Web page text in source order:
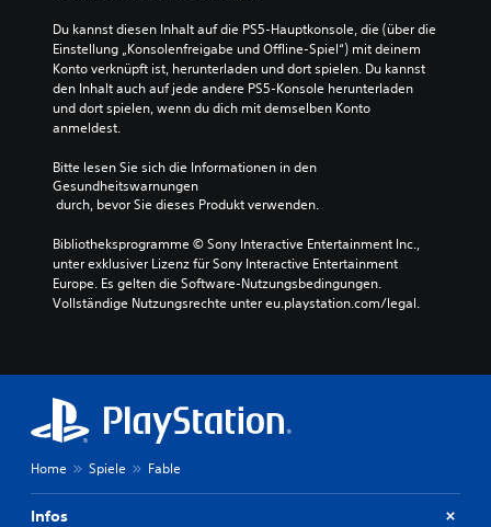
Du kannst diesen Inhalt auf die PS5-Hauptkonsole, die (über die
Einstellung „Konsolenfreigabe und Offline-Spiel“) mit deinem
Konto verknüpft ist, herunterladen und dort spielen. Du kannst
den Inhalt auch auf jede andere PS5-Konsole herunterladen
und dort spielen, wenn du dich mit demselben Konto
anmeldest.
Bitte lesen Sie sich die Informationen in den
Gesundheitswarnungen
durch, bevor Sie dieses Produkt verwenden.
Bibliotheksprogramme © Sony Interactive Entertainment Inc.,
unter exklusiver Lizenz für Sony Interactive Entertainment
Europe. Es gelten die Software-Nutzungsbedingungen.
Vollständige Nutzungsrechte unter eu.playstation.com/legal.
Home Spiele Fable
Infos